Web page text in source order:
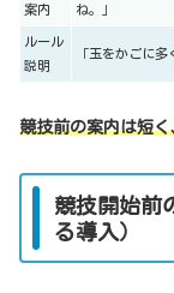
案内
ね。」
ルール
説明
「玉をかごに
競技前の案内は短
競技開始前
る導入）